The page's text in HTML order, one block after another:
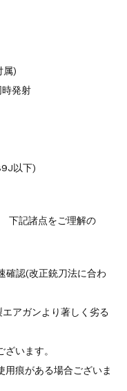
属)
時発射
以下)
下記諸点をご理解の
確認(改正銃刀法に合わ
アガンより著しく劣る
います。
用痕がある場合ございま